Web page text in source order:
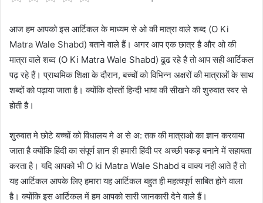
आज हम आपको इस आर्टिकल के माध्यम से ओ की मात्रा वाले शब्द (O Ki
Matra Wale Shabd) बताने वाले हैं। अगर आप एक छात्र है और ओ की
मात्रा वाले शब्द (O Ki Matra Wale Shabd) ढूढ रहे है तो आप सही आर्टिकल
पढ़ रहे हैं। प्राथमिक शिक्षा के दौरान, बच्चों को विभिन्न अक्षरों की मात्राओं के साथ
शब्दों को पढ़ाया जाता है। क्योंकि दोस्तों हिन्दी भाषा की सीखने की शुरुवात स्वर से
होती है।
शुरुवात मे छोटे बच्चों को विधालय मे अ से अ: तक की मात्राओ का ज्ञान करवाया
जाता है क्योंकि हिंदी का संपूर्ण ज्ञान ही हमारी हिंदी पर अच्छी पकड़ बनाने में सहायता
करता है। यदि आपको भी O ki Matra Wale Shabd व वाक्य नही आते हैं तो
यह आर्टिकल आपके लिए हमारा यह आर्टिकल बहुत ही महत्वपूर्ण साबित होने वाला
है। क्योंकि इस आर्टिकल में हम आपको सारी जानकारी देने वाले हैं।